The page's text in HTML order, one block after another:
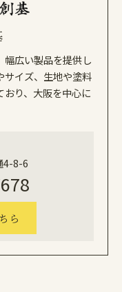
幅広い製品を提供し
サイズ、生地や塗料
おり、大阪を中心に
4-8-6
ら